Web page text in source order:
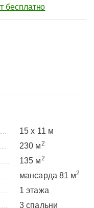
бесплатно
15 х 11 м
230 м2
135 м2
мансарда 81 м2
1 этажа
3 спальни